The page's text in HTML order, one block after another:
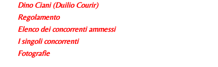
Dino Ciani (Duilio Courir)
Regolamento
Elenco dei concorrenti ammessi
I singoli concorrenti
Fotografie